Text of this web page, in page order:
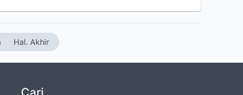
Hal. Akhir